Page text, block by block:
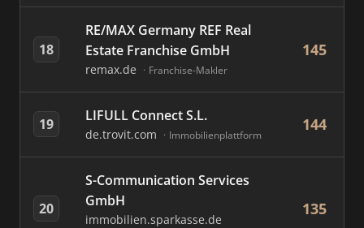
18
RE/MAX Germany REF Real
Estate Franchise GmbH
remax.de Franchise-Makler
145
19 LIFULL Connect S.L.
de.trovit.com Immobilienplattform
144
20
S-Communication Services
GmbH
immobilien.sparkasse.de
135